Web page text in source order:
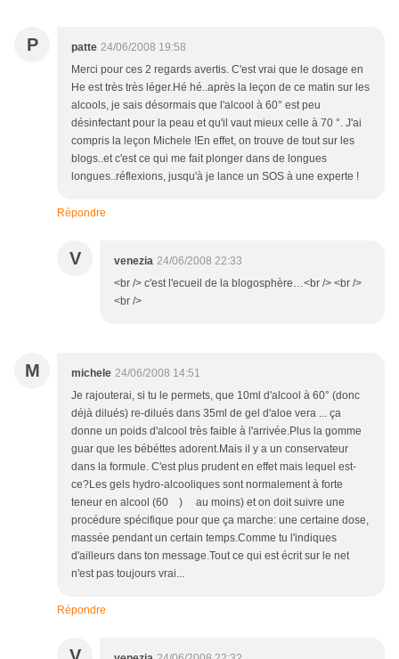
P patte 24/06/2008 19:58
Merci pour ces 2 regards avertis. C'est vrai que le dosage en
He est très très léger.Hé hé..après la leçon de ce matin sur les
alcools, je sais désormais que l'alcool à 60° est peu
désinfectant pour la peau et qu'il vaut mieux celle à 70 °. J'ai
compris la leçon Michele !En effet, on trouve de tout sur les
blogs..et c'est ce qui me fait plonger dans de longues
longues..réflexions, jusqu'à je lance un SOS à une experte !
Répondre
V venezia 24/06/2008 22:33
<br /> c'est l'ecueil de la blogosphère…<br /> <br />
<br />
M michele 24/06/2008 14:51
Je rajouterai, si tu le permets, que 10ml d'alcool à 60° (donc
déjà dilués) re-dilués dans 35ml de gel d'aloe vera ... ça
donne un poids d'alcool très faible à l'arrivée.Plus la gomme
guar que les bébéttes adorent.Mais il y a un conservateur
dans la formule. C'est plus prudent en effet mais lequel est-
ce?Les gels hydro-alcooliques sont normalement à forte
teneur en alcool (60 ) au moins) et on doit suivre une
procédure spécifique pour que ça marche: une certaine dose,
massée pendant un certain temps.Comme tu l'indiques
d'ailleurs dans ton message.Tout ce qui est écrit sur le net
n'est pas toujours vrai...
Répondre